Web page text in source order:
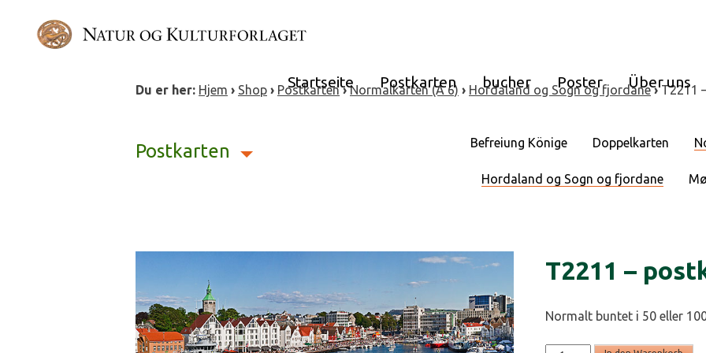
content
Startseite Postkarten bucher Poster Über uns
Du er her: Hjem › Shop › Postkarten›Normalkarten (A 6) › Hordaland og Sogn og fjordane›T2211
Postkarten Befreiung Könige Doppelkarten
Hordaland og Sogn og fjordane
T2211 –
Normalt buntet i 50 eller